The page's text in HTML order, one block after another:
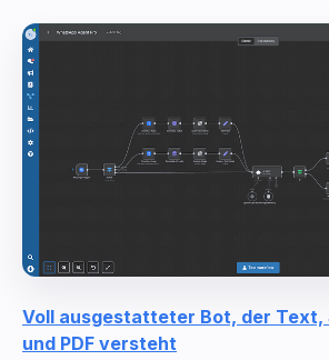
Voll ausgestatteter Bot, der Text,
und PDF versteht